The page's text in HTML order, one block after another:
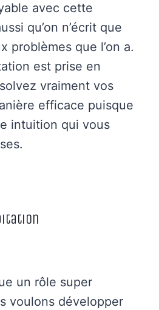
avec cette
qu’on n’écrit que
problèmes que l’on a.
est prise en
vraiment vos
efficace puisque
intuition qui vous
un rôle super
voulons développer